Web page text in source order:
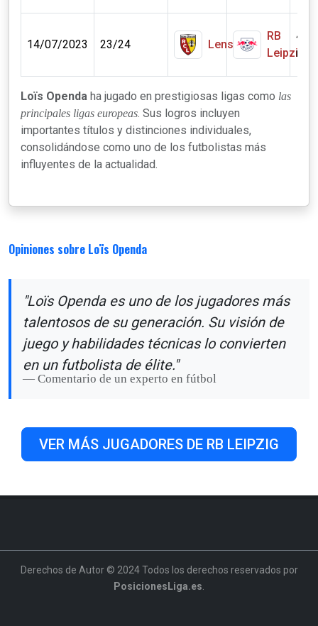
14/07/2023 23/24 Lens
RB
Leipzig
40
Loïs Openda ha jugado en prestigiosas ligas como las
principales ligas europeas. Sus logros incluyen
importantes títulos y distinciones individuales,
consolidándose como uno de los futbolistas más
influyentes de la actualidad.
Opiniones sobre Loïs Openda
"Loïs Openda es uno de los jugadores más
talentosos de su generación. Su visión de
juego y habilidades técnicas lo convierten
en un futbolista de élite."
Comentario de un experto en fútbol
VER MÁS JUGADORES DE RB LEIPZIG
Derechos de Autor © 2024 Todos los derechos reservados por
PosicionesLiga.es.